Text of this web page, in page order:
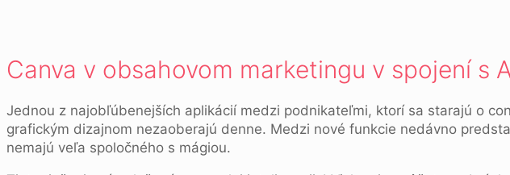
Canva v obsahovom marketingu v spojení s
Jednou z najobľúbenejších aplikácií medzi podnikateľmi, ktorí sa starajú o
grafickým dizajnom nezaoberajú denne. Medzi nové funkcie nedávno
nemajú veľa spoločného s mágiou.